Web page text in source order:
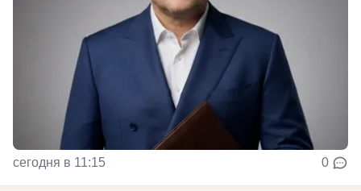
сегодня в 11:15 0